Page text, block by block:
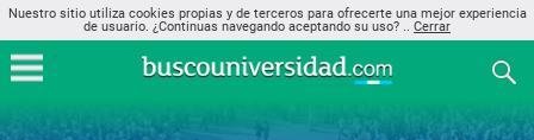
Nuestro sitio utiliza cookies propias y de terceros para ofrecerte una mejor experiencia
de usuario. ¿Continuas navegando aceptando su uso? .. Cerrar